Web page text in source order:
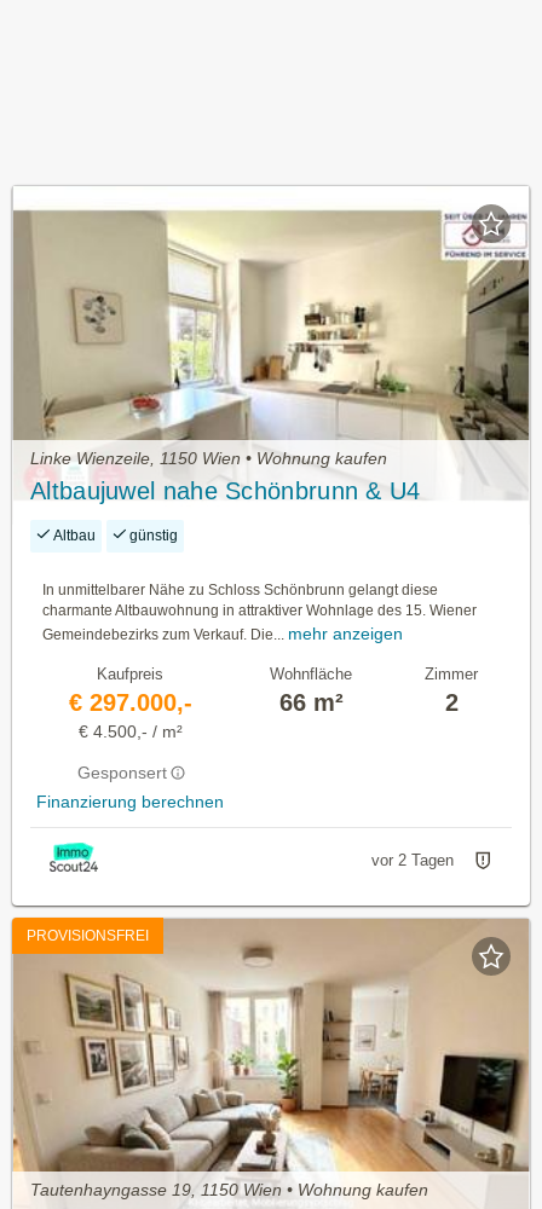
Linke Wienzeile, 1150 Wien • Wohnung kaufen
Altbaujuwel nahe Schönbrunn & U4
Altbau günstig
In unmittelbarer Nähe zu Schloss Schönbrunn gelangt diese
charmante Altbauwohnung in attraktiver Wohnlage des 15. Wiener
Gemeindebezirks zum Verkauf. Die...
mehr anzeigen
Kaufpreis
€ 297.000,-
€ 4.500,- / m²
Gesponsert
Finanzierung berechnen
Wohnfläche
66 m²
Zimmer
2
vor 2 Tagen
PROVISIONSFREI
Tautenhayngasse 19, 1150 Wien • Wohnung kaufen